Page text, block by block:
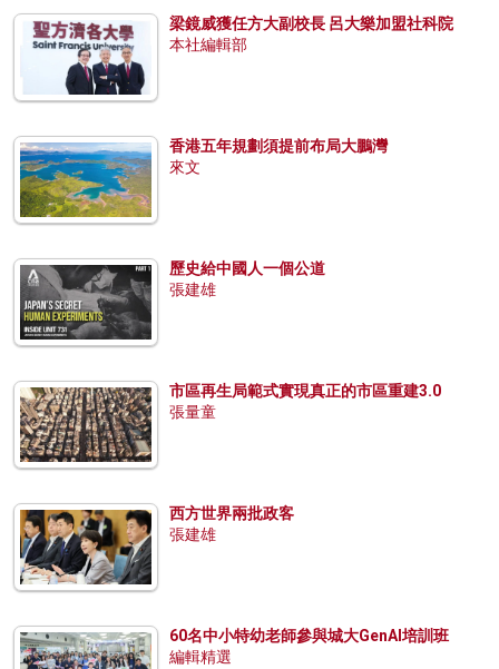
梁鏡威獲任方大副校長 呂大樂加盟社科院
本社編輯部
香港五年規劃須提前布局大鵬灣
來文
歷史給中國人一個公道
張建雄
市區再生局範式實現真正的市區重建3.0
張量童
西方世界兩批政客
張建雄
60名中小特幼老師參與城大GenAI培訓班
編輯精選